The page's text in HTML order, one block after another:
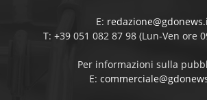
E:
T: +39 051 082 87 98 (Lun-Ven ore
Per informazioni sulla
E: